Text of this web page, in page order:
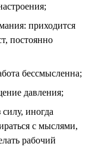
приходится
постоянно
бессмысленна;
давления;
иногда
с мыслями,
рабочий